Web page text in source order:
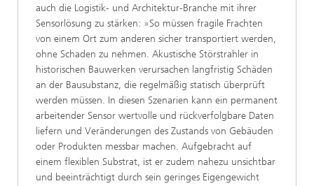
auch die Logistik- und Architektur-Branche mit ihrer
Sensorlösung zu stärken: »So müssen fragile Frachten
von einem Ort zum anderen sicher transportiert werden,
ohne Schaden zu nehmen. Akustische Störstrahler in
historischen Bauwerken verursachen langfristig Schäden
an der Bausubstanz, die regelmäßig statisch überprüft
werden müssen. In diesen Szenarien kann ein permanent
arbeitender Sensor wertvolle und rückverfolgbare Daten
liefern und Veränderungen des Zustands von Gebäuden
oder Produkten messbar machen. Aufgebracht auf
einem flexiblen Substrat, ist er zudem nahezu unsichtbar
und beeinträchtigt durch sein geringes Eigengewicht